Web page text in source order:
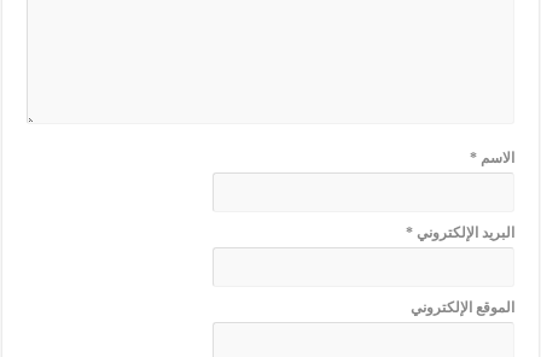
الاسم*
البريد الإلكتروني*
الموقع الإلكتروني